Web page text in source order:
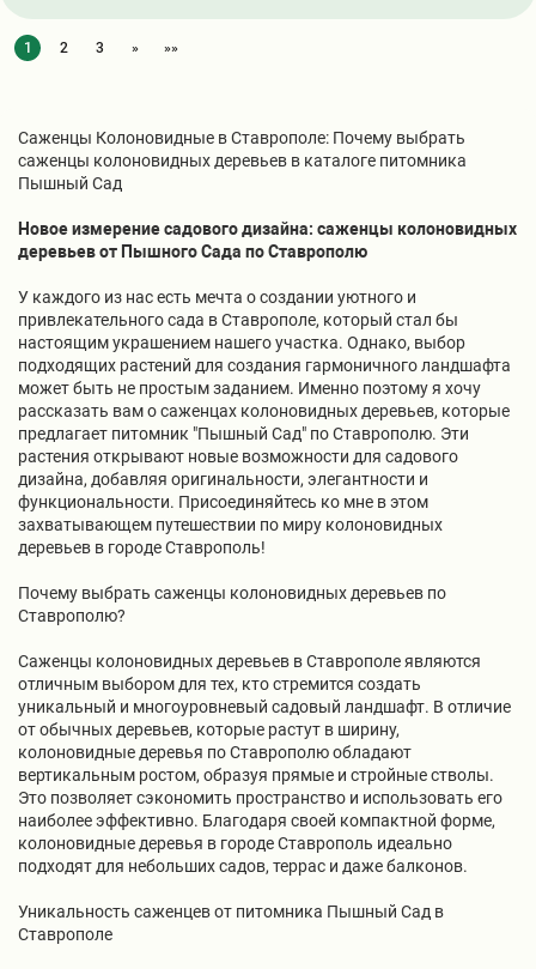
1 2 3 » »»
Саженцы Колоновидные в Ставрополе: Почему выбрать
саженцы колоновидных деревьев в каталоге питомника
Пышный Сад
Новое измерение садового дизайна: саженцы колоновидных
деревьев от Пышного Сада по Ставрополю
У каждого из нас есть мечта о создании уютного и
привлекательного сада в Ставрополе, который стал бы
настоящим украшением нашего участка. Однако, выбор
подходящих растений для создания гармоничного ландшафта
может быть не простым заданием. Именно поэтому я хочу
рассказать вам о саженцах колоновидных деревьев, которые
предлагает питомник "Пышный Сад" по Ставрополю. Эти
растения открывают новые возможности для садового
дизайна, добавляя оригинальности, элегантности и
функциональности. Присоединяйтесь ко мне в этом
захватывающем путешествии по миру колоновидных
деревьев в городе Ставрополь!
Почему выбрать саженцы колоновидных деревьев по
Ставрополю?
Саженцы колоновидных деревьев в Ставрополе являются
отличным выбором для тех, кто стремится создать
уникальный и многоуровневый садовый ландшафт. В отличие
от обычных деревьев, которые растут в ширину,
колоновидные деревья по Ставрополю обладают
вертикальным ростом, образуя прямые и стройные стволы.
Это позволяет сэкономить пространство и использовать его
наиболее эффективно. Благодаря своей компактной форме,
колоновидные деревья в городе Ставрополь идеально
подходят для небольших садов, террас и даже балконов.
Уникальность саженцев от питомника Пышный Сад в
Ставрополе